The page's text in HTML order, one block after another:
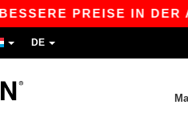
PREISE IN DER
DE